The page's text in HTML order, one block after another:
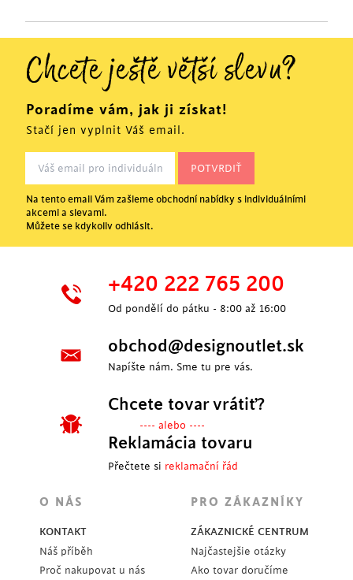
Chcete ještě větší slevu?
Poradíme vám, jak ji získat!
Stačí jen vyplnit Váš email.
Na tento email Vám zašleme obchodní nabídky s individuálními
akcemi a slevami.
Můžete se kdykoliv odhlásit.
+420 222 765 200
Od pondělí do pátku - 8:00 až 16:00
obchod@designoutlet.sk
Napíšte nám. Sme tu pre vás.
Chcete tovar vrátiť?
---- alebo ----
Reklamácia tovaru
Přečtete si reklamační řád
O NÁS
KONTAKT
Náš příběh
Proč nakupovat u nás
PRO ZÁKAZNÍKY
ZÁKAZNICKÉ CENTRUM
Najčastejšie otázky
Ako tovar doručíme